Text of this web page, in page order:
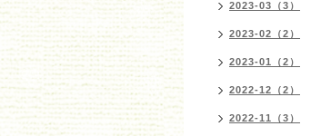
2023-03（3）
2023-02（2）
2023-01（2）
2022-12（2）
2022-11（3）